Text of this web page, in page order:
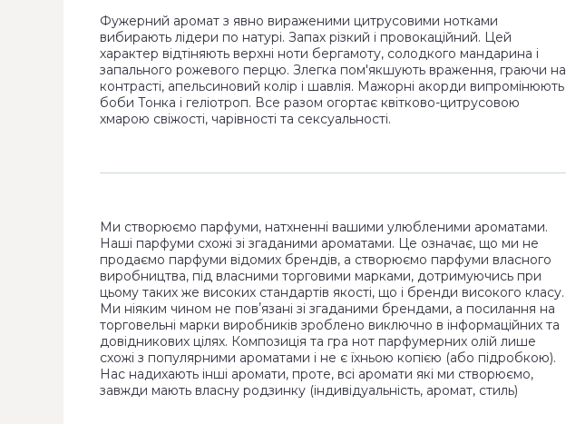
Фужерний аромат з явно вираженими цитрусовими нотками
вибирають лідери по натурі. Запах різкий і провокаційний. Цей
характер відтіняють верхні ноти бергамоту, солодкого мандарина і
запального рожевого перцю. Злегка пом'якшують враження, граючи на
контрасті, апельсиновий колір і шавлія. Мажорні акорди випромінюють
боби Тонка і геліотроп. Все разом огортає квітково-цитрусовою
хмарою свіжості, чарівності та сексуальності.
Ми створюємо парфуми, натхненні вашими улюбленими ароматами.
Наші парфуми схожі зі згаданими ароматами. Це означає, що ми не
продаємо парфуми відомих брендів, а створюємо парфуми власного
виробництва, під власними торговими марками, дотримуючись при
цьому таких же високих стандартів якості, що і бренди високого класу.
Ми ніяким чином не повʼязані зі згаданими брендами, а посилання на
торговельні марки виробників зроблено виключно в інформаційних та
довідникових цілях. Композиція та гра нот парфумерних олій лише
схожі з популярними ароматами і не є їхньою копією (або підробкою).
Нас надихають інші аромати, проте, всі аромати які ми створюємо,
завжди мають власну родзинку (індивідуальність, аромат, стиль)